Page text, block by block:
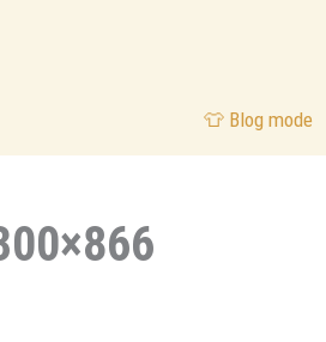
👕 Blog mode